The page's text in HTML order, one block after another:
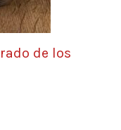
de los